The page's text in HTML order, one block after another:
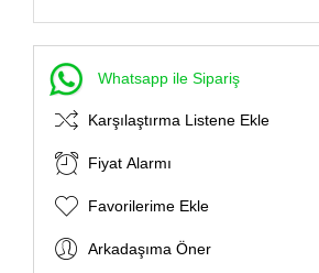
Whatsapp ile Sipariş
Karşılaştırma Listene Ekle
Fiyat Alarmı
Favorilerime Ekle
Arkadaşıma Öner